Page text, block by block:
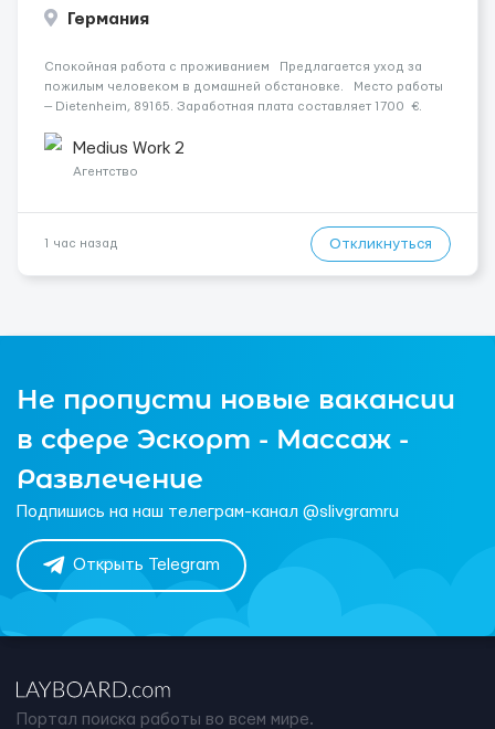
Германия
Спокойная работа с проживанием Предлагается уход за
пожилым человеком в домашней обстановке. Место работы
— Dietenheim, 89165. Заработная плата составляет 1700 €.
Мобільний. Психологическое...
Medius Work 2
Агентство
1 час назад Откликнуться
Не пропусти новые вакансии
в сфере Эскорт - Массаж -
Развлечение
Подпишись на наш телеграм-канал @slivgramru
Открыть Telegram
Портал поиска работы во всем мире.